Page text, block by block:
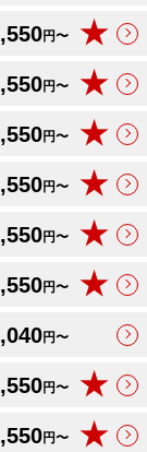
円〜 ★
円〜 ★
円〜 ★
円〜 ★
円〜 ★
円〜 ★
円〜
円〜 ★
円〜 ★